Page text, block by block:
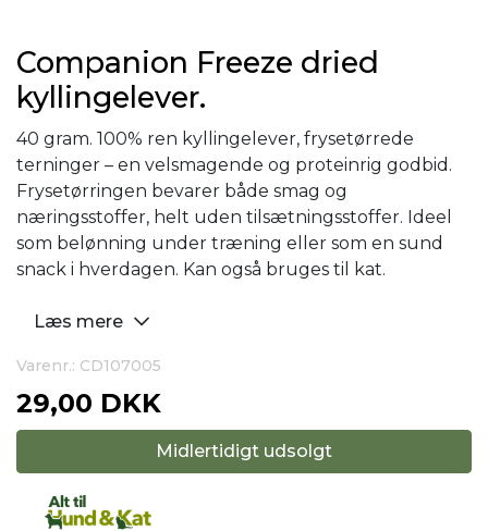
Companion Freeze dried
kyllingelever.
40 gram. 100% ren kyllingelever, frysetørrede
terninger – en velsmagende og proteinrig godbid.
Frysetørringen bevarer både smag og
næringsstoffer, helt uden tilsætningsstoffer. Ideel
som belønning under træning eller som en sund
snack i hverdagen. Kan også bruges til kat.
Læs mere
Varenr.: CD107005
29,00 DKK
Midlertidigt udsolgt